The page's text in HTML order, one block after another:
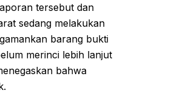
tersebut dan
sedang melakukan
barang bukti
merinci lebih lanjut
bahwa